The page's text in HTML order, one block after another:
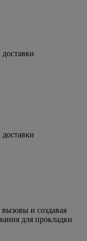
и создавая
для прокладки